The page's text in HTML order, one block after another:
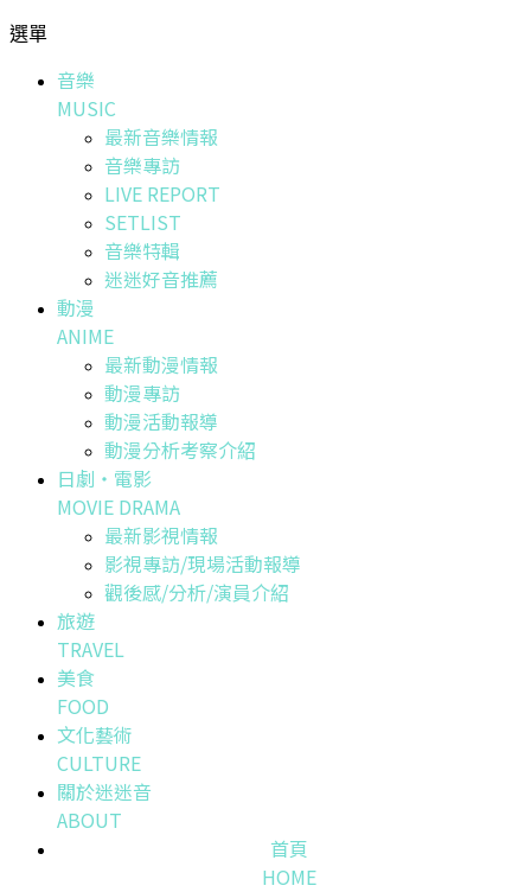
選單
音樂
MUSIC
最新音樂情報
音樂專訪
LIVE REPORT
SETLIST
音樂特輯
迷迷好音推薦
動漫
ANIME
最新動漫情報
動漫專訪
動漫活動報導
動漫分析考察介紹
日劇・電影
MOVIE DRAMA
最新影視情報
影視專訪/現場活動報導
觀後感/分析/演員介紹
旅遊
TRAVEL
美食
FOOD
文化藝術
CULTURE
關於迷迷音
ABOUT
首頁
HOME